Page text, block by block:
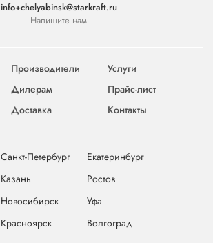
info+chelyabinsk@starkraft.ru
Напишите нам
Производители
Услуги
Дилерам
Прайс-лист
Доставка Контакты
Санкт-Петербург
Екатеринбург
Казань
Ростов
Новосибирск
Уфа
Красноярск
Волгоград